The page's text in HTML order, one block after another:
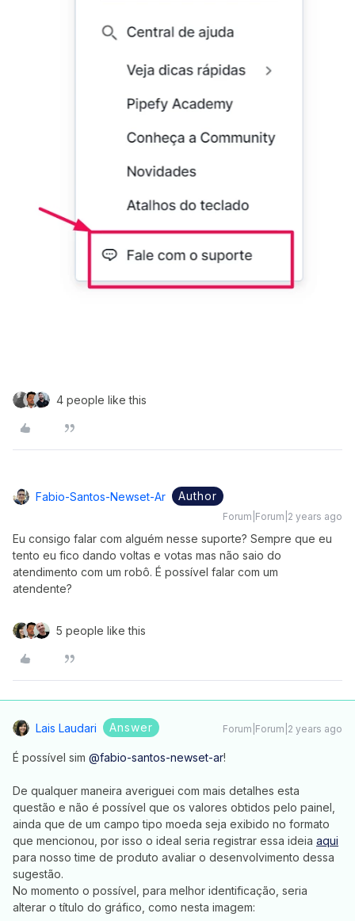
4 people like this
Fabio-Santos-Newset-Ar Author
Forum|Forum|2 years ago
Eu consigo falar com alguém nesse suporte? Sempre que eu
tento eu fico dando voltas e votas mas não saio do
atendimento com um robô. É possível falar com um
atendente?
5 people like this
Lais Laudari Answer Forum|Forum|2 years ago
É possível sim @fabio-santos-newset-ar!
De qualquer maneira averiguei com mais detalhes esta
questão e não é possível que os valores obtidos pelo painel,
ainda que de um campo tipo moeda seja exibido no formato
que mencionou, por isso o ideal seria registrar essa ideia aqui
para nosso time de produto avaliar o desenvolvimento dessa
sugestão.
No momento o possível, para melhor identificação, seria
alterar o título do gráfico, como nesta imagem: